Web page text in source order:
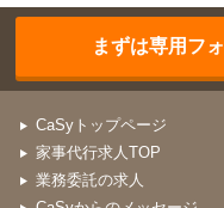
まずは専用フ
CaSyトップページ
家事代行求人TOP
業務委託の求人